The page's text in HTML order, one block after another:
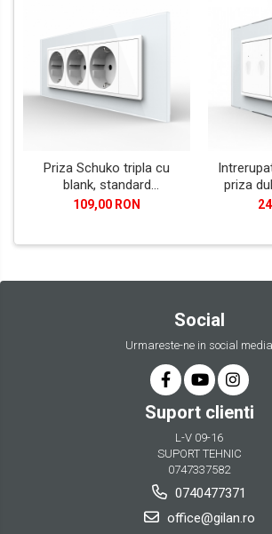
Priza Schuko tripla cu
blank, standard
italian/modular 6/7 module
109,00 RON
priza
Social
Urmareste-ne in social media
Suport clienti
L-V 09-16
SUPORT TEHNIC
0747337582
0740477371
office@gilan.ro